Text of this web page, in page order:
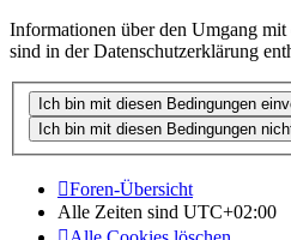
Informationen über den Umgang
sind in der Datenschutzerklärung
Foren-Übersicht
Alle Zeiten sind UTC+02:00